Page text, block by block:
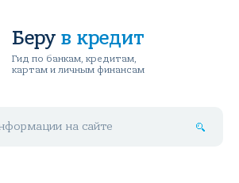
Беру в кредит
Гид по банкам, кредитам,
картам и личным финансам